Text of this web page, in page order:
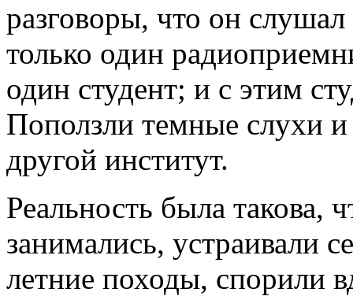
разговоры, что он
только один
один студент; и с этим
Поползли темные слухи и
другой институт.
Реальность была такова,
занимались, устраивали
летние походы, спорили